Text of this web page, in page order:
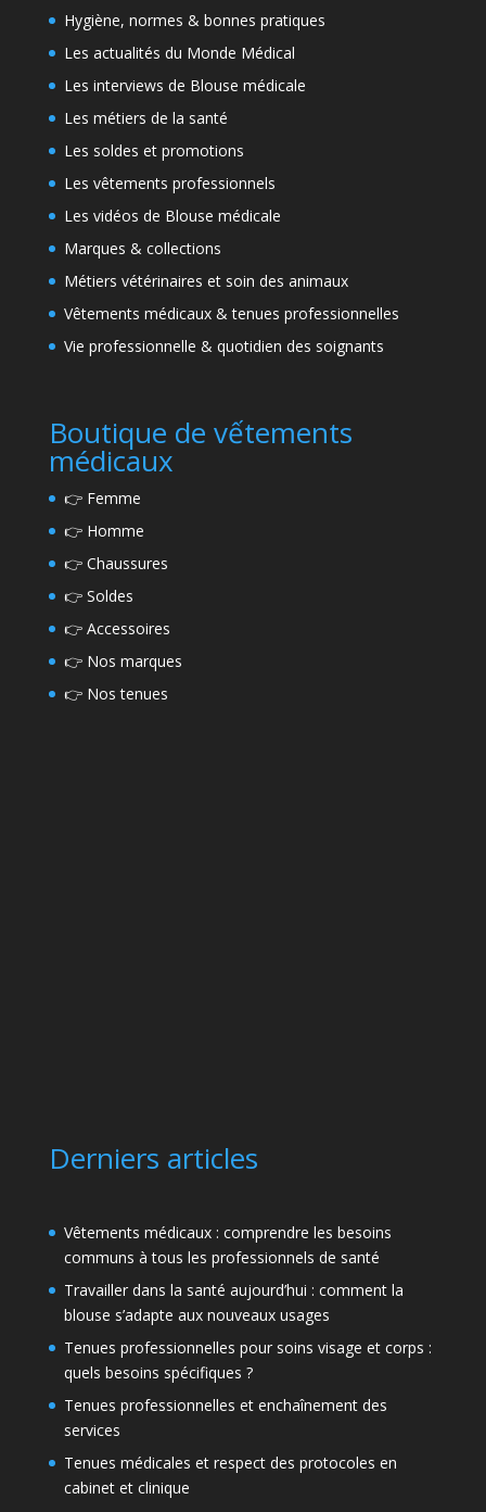
Hygiène, normes & bonnes pratiques
Les actualités du Monde Médical
Les interviews de Blouse médicale
Les métiers de la santé
Les soldes et promotions
Les vêtements professionnels
Les vidéos de Blouse médicale
Marques & collections
Métiers vétérinaires et soin des animaux
Vêtements médicaux & tenues professionnelles
Vie professionnelle & quotidien des soignants
Boutique de vếtements
médicaux
👉 Femme
👉 Homme
👉 Chaussures
👉 Soldes
👉 Accessoires
👉 Nos marques
👉 Nos tenues
Derniers articles
Vêtements médicaux : comprendre les besoins
communs à tous les professionnels de santé
Travailler dans la santé aujourd’hui : comment la
blouse s’adapte aux nouveaux usages
Tenues professionnelles pour soins visage et corps :
quels besoins spécifiques ?
Tenues professionnelles et enchaînement des
services
Tenues médicales et respect des protocoles en
cabinet et clinique